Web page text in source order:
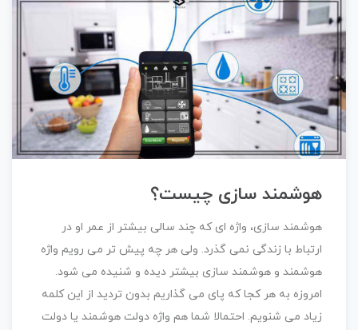
هوشمند سازی چیست؟
هوشمند سازی، واژه ای که چند سالی بیشتر از عمر او در
ارتباط با زندگی نمی گذرد. ولی هر چه پیش تر می رویم واژه
هوشمند و هوشمند سازی بیشتر دیده و شنیده می شود.
امروزه به هر کجا که پای می گذاریم بدون تردید از این کلمه
زیاد می شنویم. احتمالا شما هم واژه دولت هوشمند یا دولت